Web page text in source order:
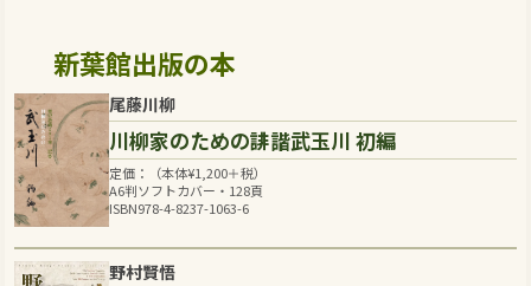
新葉館出版の本
尾藤川柳
川柳家のための誹諧武玉川 初編
定価：（本体¥1,200＋税）
A6判ソフトカバー・128頁
ISBN978-4-8237-1063-6
野村賢悟